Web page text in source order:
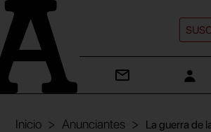
Inicio Anunciantes La guerra de